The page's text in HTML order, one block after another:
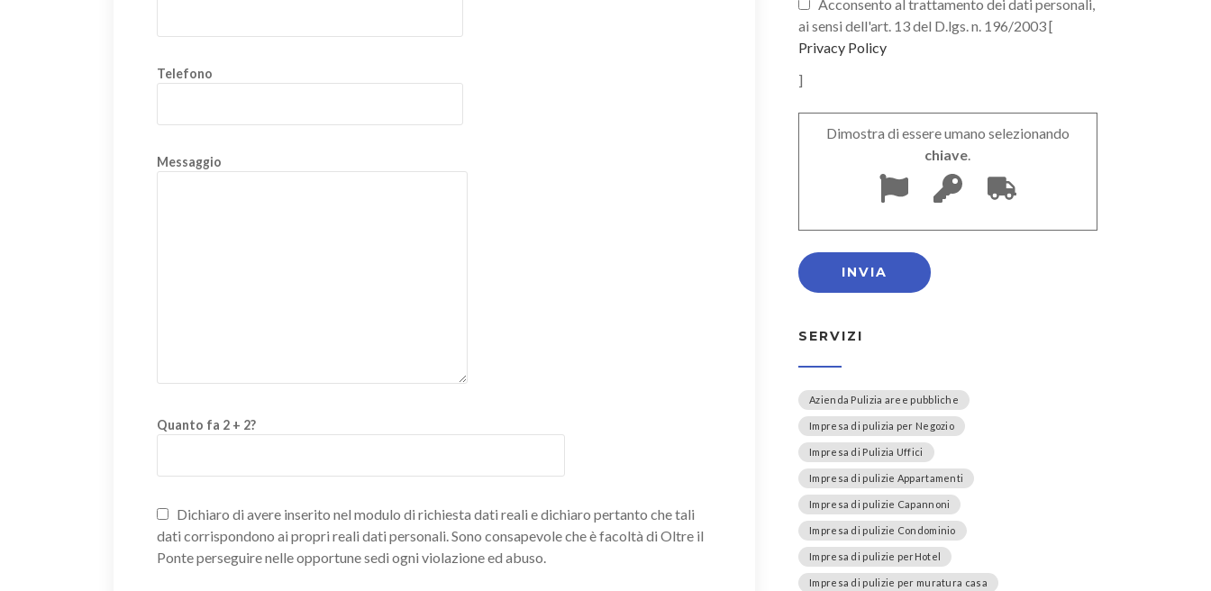
Telefono
Messaggio
Quanto fa 2 + 2?
Dichiaro di avere inserito nel modulo di richiesta dati reali e dichiaro pertanto che tali
dati corrispondono ai propri reali dati personali. Sono consapevole che è facoltà di Oltre il
Ponte perseguire nelle opportune sedi ogni violazione ed abuso.
Acconsento al trattamento dei dati personali,
ai sensi dell'art. 13 del D.lgs. n. 196/2003 [
Privacy Policy
]
Dimostra di essere umano selezionando
chiave.
SERVIZI
Azienda Pulizia aree pubbliche
Impresa di pulizia per Negozio
Impresa di Pulizia Uffici
Impresa di pulizie Appartamenti
Impresa di pulizie Capannoni
Impresa di pulizie Condominio
Impresa di pulizie perHotel
Impresa di pulizie per muratura casa